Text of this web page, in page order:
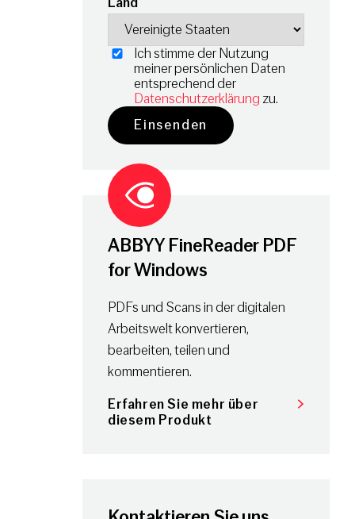
Ich stimme der Nutzung
meiner persönlichen Daten
entsprechend der
Datenschutzerklärung zu.
ABBYY FineReader PDF
for Windows
PDFs und Scans in der digitalen
Arbeitswelt konvertieren,
bearbeiten, teilen und
kommentieren.
Erfahren Sie mehr über
diesem Produkt